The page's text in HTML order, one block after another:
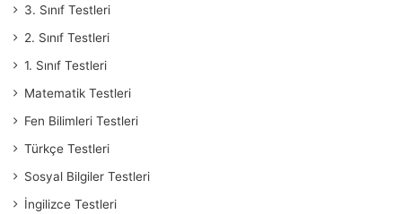
3. Sınıf Testleri
2. Sınıf Testleri
1. Sınıf Testleri
Matematik Testleri
Fen Bilimleri Testleri
Türkçe Testleri
Sosyal Bilgiler Testleri
İngilizce Testleri